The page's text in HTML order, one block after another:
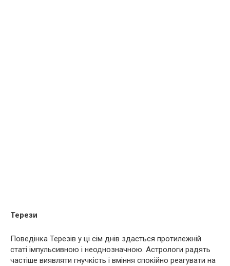
Терези
Поведінка Терезів у ці сім днів здасться протилежній
статі імпульсивною і неоднозначною. Астрологи радять
частіше виявляти гнучкість і вміння спокійно реагувати на